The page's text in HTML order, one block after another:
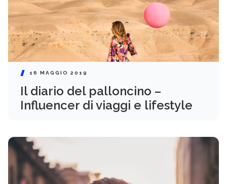
16 MAGGIO 2019
Il diario del palloncino –
Influencer di viaggi e lifestyle